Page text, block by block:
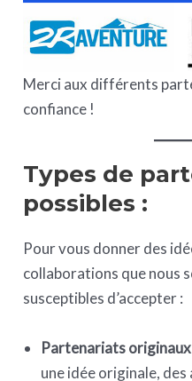
Merci aux différents
confiance !
Types de
possibles :
Pour vous donner des
collaborations que nous
susceptibles d’accepter :
Partenariats
une idée originale,